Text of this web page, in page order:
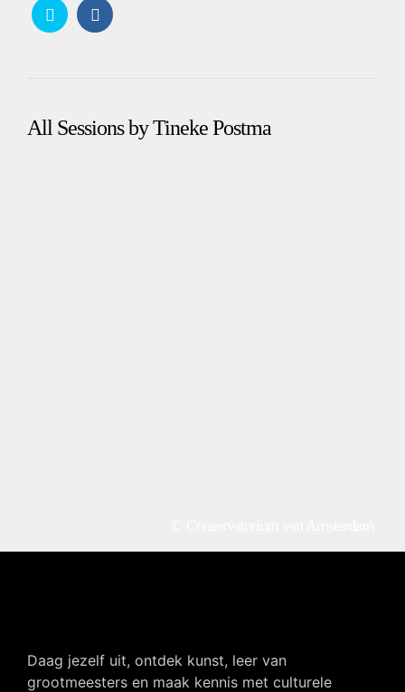
All Sessions by Tineke Postma
Daag jezelf uit, ontdek kunst, leer van
grootmeesters en maak kennis met culturele